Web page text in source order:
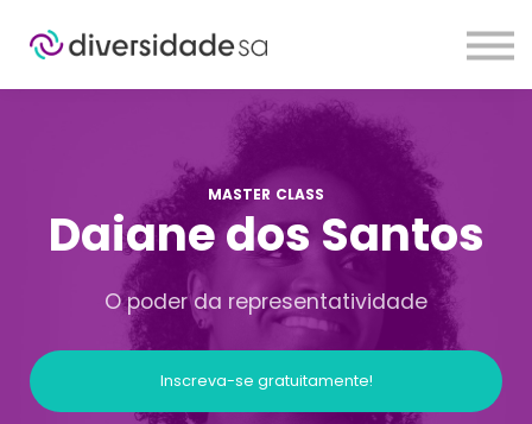
Planos
Contato
Login
MASTER CLASS
Daiane dos Santos
O poder da representatividade
Inscreva-se gratuitamente!